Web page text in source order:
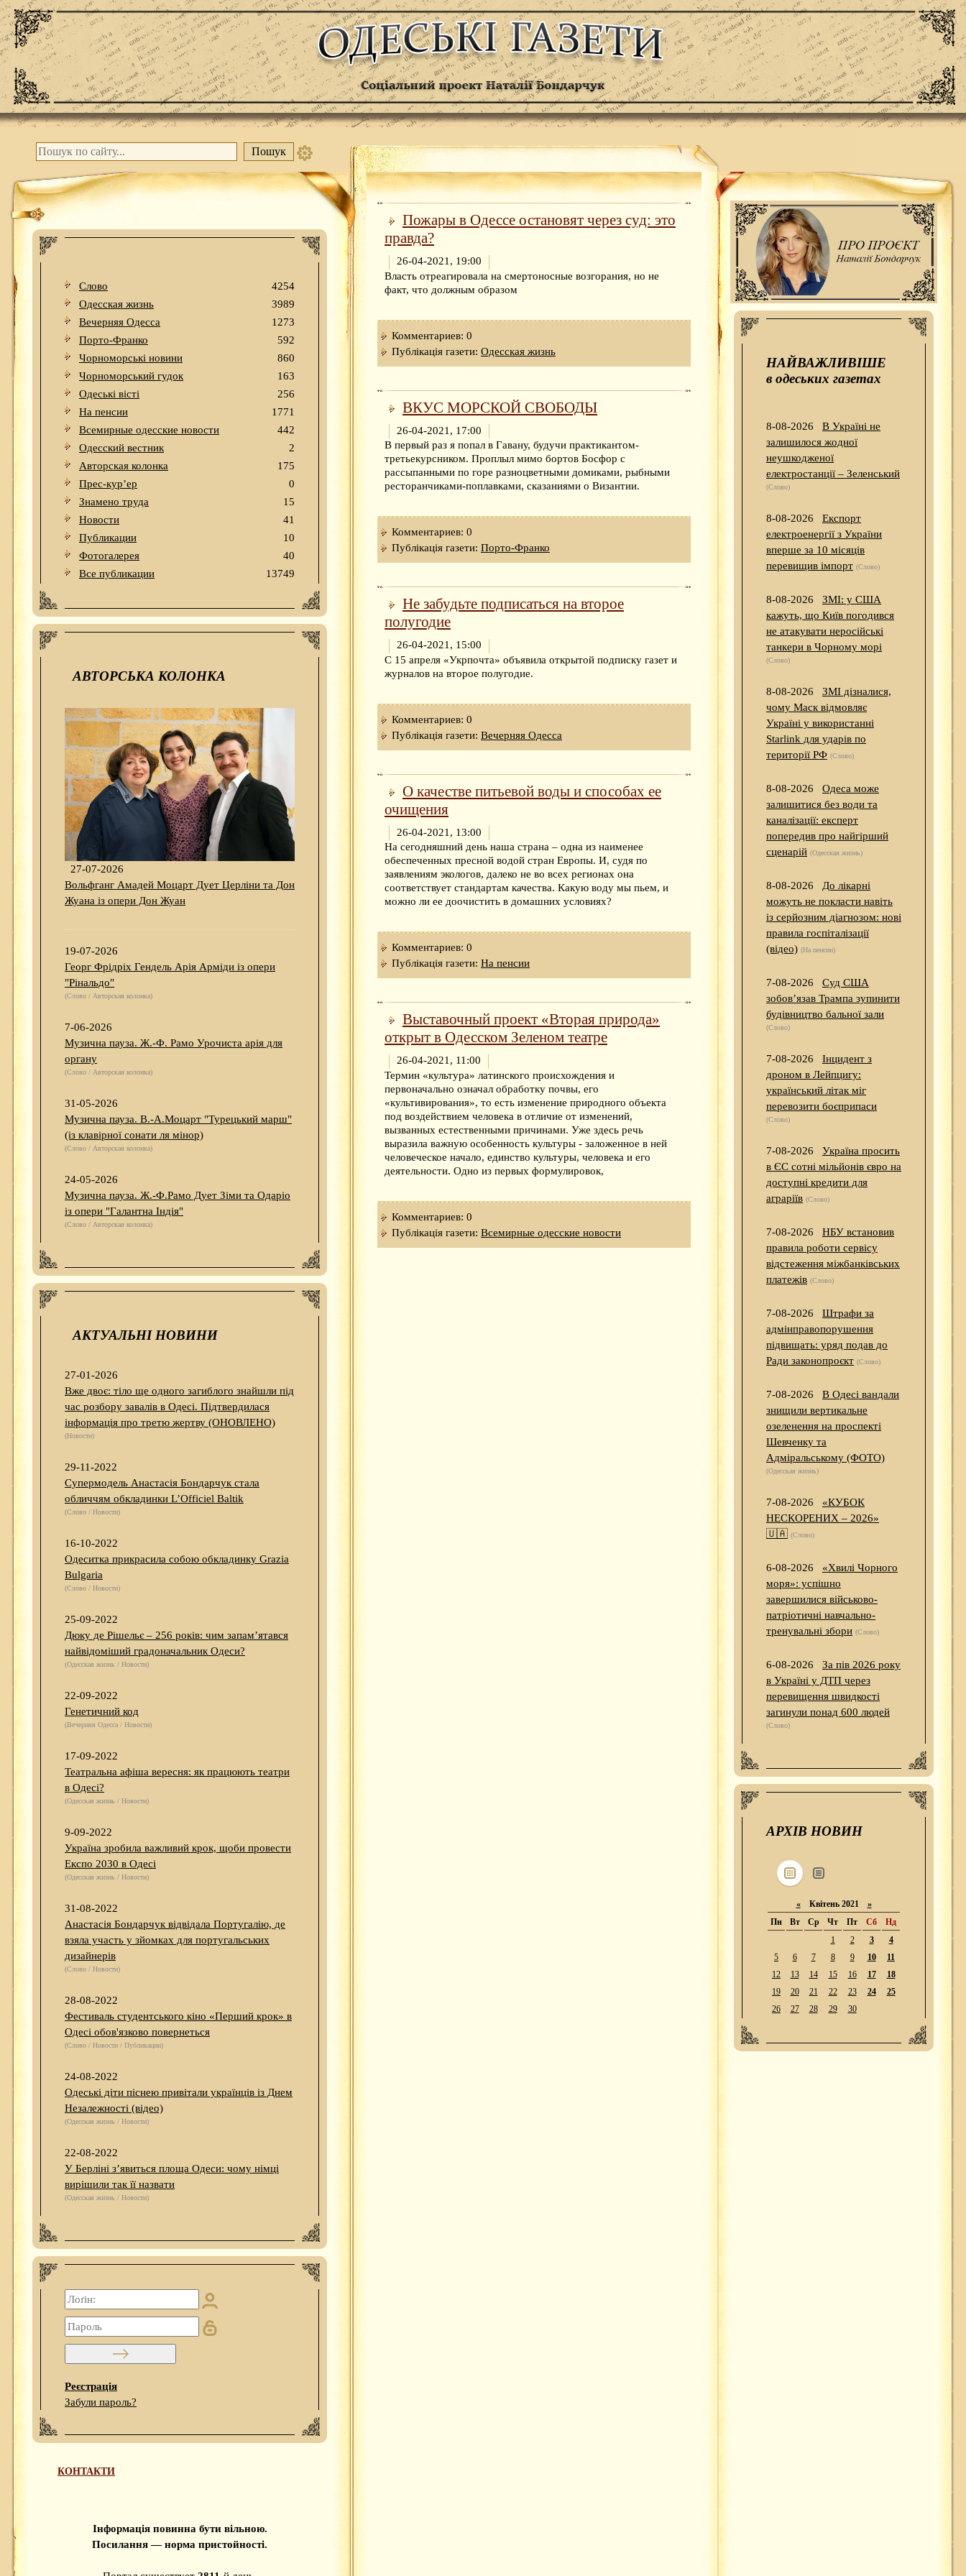
Слово
4254
Одесская жизнь
3989
Вечерняя Одесса
1273
Порто-Франко
592
Чорноморські новини
860
Чорноморський гудок
163
Одеськi вiстi
256
На пенсии
1771
Всемирные одесские новости
442
Одесский вестник
2
Авторская колонка
175
Прес-кур’ер
0
Знамено труда
15
Новости
41
Публикации
10
Фотогалерея
40
Все публикации
13749
АВТОРСЬКА КОЛОНКА
27-07-2026
Вольфганг Амадей Моцарт Дует Церліни та Дон
Жуана із опери Дон Жуан
19-07-2026
Георг Фрідріх Гендель Арія Арміди із опери
"Рінальдо"
(Слово / Авторская колонка)
7-06-2026
Музична пауза. Ж.-Ф. Рамо Урочиста арія для
органу
(Слово / Авторская колонка)
31-05-2026
Музична пауза. В.-А.Моцарт "Турецький марш"
(із клавірної сонати ля мінор)
(Слово / Авторская колонка)
24-05-2026
Музична пауза. Ж.-Ф.Рамо Дует Зіми та Одаріо
із опери "Галантна Індія"
(Слово / Авторская колонка)
АКТУАЛЬНІ НОВИНИ
27-01-2026
Вже двоє: тіло ще одного загиблого знайшли під
час розбору завалів в Одесі. Підтвердилася
інформація про третю жертву (ОНОВЛЕНО)
(Новости)
29-11-2022
Супермодель Анастасія Бондарчук стала
обличчям обкладинки L’Officiel Baltik
(Слово / Новости)
16-10-2022
Одеситка прикрасила собою обкладинку Grazia
Bulgaria
(Слово / Новости)
25-09-2022
Дюку де Рішельє – 256 років: чим запам’ятався
найвідоміший градоначальник Одеси?
(Одесская жизнь / Новости)
22-09-2022
Генетичний код
(Вечерняя Одесса / Новости)
17-09-2022
Театральна афіша вересня: як працюють театри
в Одесі?
(Одесская жизнь / Новости)
9-09-2022
Україна зробила важливий крок, щоби провести
Експо 2030 в Одесі
(Одесская жизнь / Новости)
31-08-2022
Анастасія Бондарчук відвідала Португалію, де
взяла участь у зйомках для португальських
дизайнерів
(Слово / Новости)
28-08-2022
Фестиваль студентського кіно «Перший крок» в
Одесі обов'язково повернеться
(Слово / Новости / Публикации)
24-08-2022
Одеські діти піснею привітали українців із Днем
Незалежності (відео)
(Одесская жизнь / Новости)
22-08-2022
У Берліні з’явиться площа Одеси: чому німці
вирішили так її назвати
(Одесская жизнь / Новости)
Реєстрація
Забули пароль?
КОНТАКТИ
Інформація повинна бути вільною.
Посилання — норма пристойності.
Пожары в Одессе остановят через суд: это
правда?
26-04-2021, 19:00
Власть отреагировала на смертоносные возгорания, но не
факт, что должным образом
Комментариев: 0
Публікація газети: Одесская жизнь
ВКУС МОРСКОЙ СВОБОДЫ
26-04-2021, 17:00
В первый раз я попал в Гавану, будучи практикантом-
третьекурсником. Проплыл мимо бортов Босфор с
рассыпанными по горе разноцветными домиками, рыбными
ресторанчиками-поплавками, сказаниями о Византии.
Комментариев: 0
Публікація газети: Порто-Франко
Не забудьте подписаться на второе
полугодие
26-04-2021, 15:00
С 15 апреля «Укрпочта» объявила открытой подписку газет и
журналов на второе полугодие.
Комментариев: 0
Публікація газети: Вечерняя Одесса
О качестве питьевой воды и способах ее
очищения
26-04-2021, 13:00
На сегодняшний день наша страна – одна из наименее
обеспеченных пресной водой стран Европы. И, судя по
заявлениям экологов, далеко не во всех регионах она
соответствует стандартам качества. Какую воду мы пьем, и
можно ли ее доочистить в домашних условиях?
Комментариев: 0
Публікація газети: На пенсии
Выставочный проект «Вторая природа»
открыт в Одесском Зеленом театре
26-04-2021, 11:00
Термин «культура» латинского происхождения и
первоначально означал обработку почвы, его
«культивирования», то есть изменение природного объекта
под воздействием человека в отличие от изменений,
вызванных естественными причинами. Уже здесь речь
выразила важную особенность культуры - заложенное в ней
человеческое начало, единство культуры, человека и его
деятельности. Одно из первых формулировок,
Комментариев: 0
Публікація газети: Всемирные одесские новости
НАЙВАЖЛИВІШЕ
в одеських газетах
8-08-2026
В Україні не
залишилося жодної
неушкодженої
електростанції – Зеленський
(Слово)
8-08-2026
Експорт
електроенергії з України
вперше за 10 місяців
перевищив імпорт (Слово)
8-08-2026
ЗМІ: у США
кажуть, що Київ погодився
не атакувати неросійські
танкери в Чорному морі
(Слово)
8-08-2026
ЗМІ дізналися,
чому Маск відмовляє
Україні у використанні
Starlink для ударів по
території РФ (Слово)
8-08-2026
Одеса може
залишитися без води та
каналізації: експерт
попередив про найгірший
сценарій (Одесская жизнь)
8-08-2026
До лікарні
можуть не покласти навіть
із серйозним діагнозом: нові
правила госпіталізації
(відео) (На пенсии)
7-08-2026
Суд США
зобов’язав Трампа зупинити
будівництво бальної зали
(Слово)
7-08-2026
Інцидент з
дроном в Лейпцигу:
український літак міг
перевозити боєприпаси
(Слово)
7-08-2026
Україна просить
в ЄС сотні мільйонів євро на
доступні кредити для
аграріїв (Слово)
7-08-2026
НБУ встановив
правила роботи сервісу
відстеження міжбанківських
платежів (Слово)
7-08-2026
Штрафи за
адмінправопорушення
підвищать: уряд подав до
Ради законопроєкт (Слово)
7-08-2026
В Одесі вандали
знищили вертикальне
озеленення на проспекті
Шевченку та
Адміральському (ФОТО)
(Одесская жизнь)
7-08-2026
«КУБОК
НЕСКОРЕНИХ – 2026»
🇺🇦 (Слово)
6-08-2026
«Хвилі Чорного
моря»: успішно
завершилися військово-
патріотичні навчально-
тренувальні збори (Слово)
6-08-2026
За пів 2026 року
в Україні у ДТП через
перевищення швидкості
загинули понад 600 людей
(Слово)
АРХІВ НОВИН
«Квітень 2021 »
Пн
Вт Ср Чт Пт Сб
Нд
1
2 3
4
5
6 7 8 9 10
11
12
13 14 15 16 17
18
19
20 21 22 23 24
25
26
27 28 29 30